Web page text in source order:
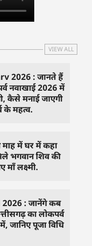
VIEW ALL
2026 : जानते हैं
नवाखाई 2026 में
कैसे मनाई जाएगी
के महत्व.
में घर में कहा
भगवान शिव की
लक्ष्मी.
: जानेंगे कब
का लोकपर्व
जानिए पूजा विधि